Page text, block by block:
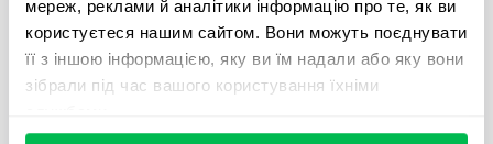
мереж, реклами й аналітики інформацію про те, як ви
користуєтеся нашим сайтом. Вони можуть поєднувати
її з іншою інформацією, яку ви їм надали або яку вони
зібрали під час вашого користування їхніми
2025-05-06